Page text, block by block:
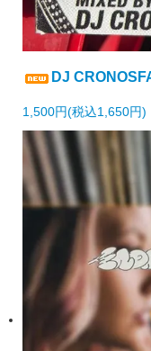
DJ
1,500円(税込1,650円)